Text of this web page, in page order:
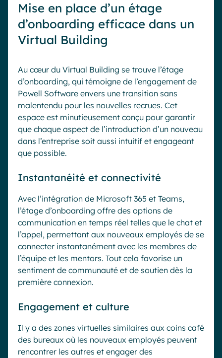
Mise en place d’un étage
d’onboarding efficace dans un
Virtual Building
Au cœur du Virtual Building se trouve l’étage
d’onboarding, qui témoigne de l’engagement de
Powell Software envers une transition sans
malentendu pour les nouvelles recrues. Cet
espace est minutieusement conçu pour garantir
que chaque aspect de l’introduction d’un nouveau
dans l’entreprise soit aussi intuitif et engageant
que possible.
Instantanéité et connectivité
Avec l’intégration de Microsoft 365 et Teams,
l’étage d’onboarding offre des options de
communication en temps réel telles que le chat et
l’appel, permettant aux nouveaux employés de se
connecter instantanément avec les membres de
l’équipe et les mentors. Tout cela favorise un
sentiment de communauté et de soutien dès la
première connexion.
Engagement et culture
Il y a des zones virtuelles similaires aux coins café
des bureaux où les nouveaux employés peuvent
rencontrer les autres et engager des